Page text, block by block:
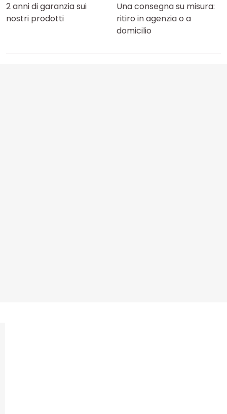
2 anni di garanzia sui
nostri prodotti
Una consegna su misura:
ritiro in agenzia o a
domicilio